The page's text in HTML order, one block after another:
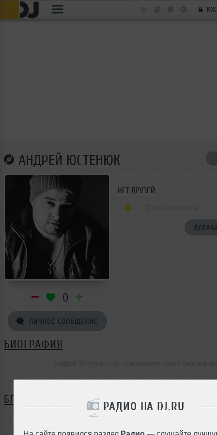
РАДИО НА DJ.RU
На сайте появился раздел Радио — слушайте
АНДРЕЙ ЮСТЕНЮК
0
ЛИЧНОЕ СООБЩЕНИЕ
НЕТ ДРУЗЕЙ
БИОГРАФИЯ
БЛОГ